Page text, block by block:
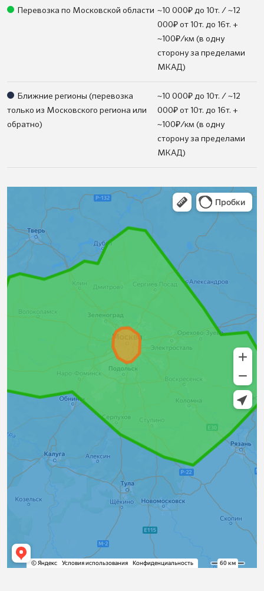
Перевозка по Московской области ~10 000₽ до 10т. / ~12
000₽ от 10т. до 16т. +
~100₽/км (в одну
сторону за пределами
МКАД)
Ближние регионы (перевозка
только из Московского региона или
обратно)
~10 000₽ до 10т. / ~12
000₽ от 10т. до 16т. +
~100₽/км (в одну
сторону за пределами
МКАД)